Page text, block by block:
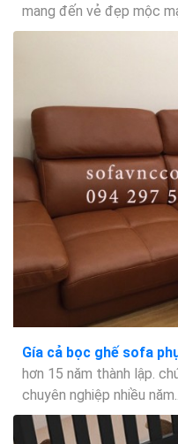
mang đến vẻ đẹp mộc
Gía cả bọc ghế sofa
hơn 15 năm thành lập.
chuyên nghiệp nhiều năm...